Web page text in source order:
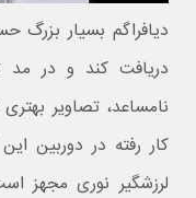
دیافراگم بسیار بزرگ
دریافت کند و در مد
کار رفته در دوربین
لرزشگیر نوری مجهز